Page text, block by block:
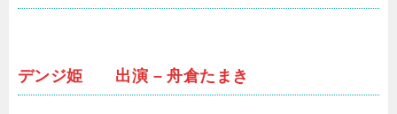
デンジ姫 出演 – 舟倉たまき